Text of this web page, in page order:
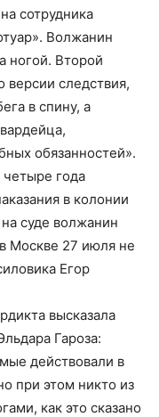
сотрудника
Волжанин
ногой. Второй
версии следствия,
в спину, а
обязанностей».
года
в колонии
суде волжанин
Москве 27 июля не
Егор
высказала
Гароза:
действовали в
при этом никто из
как это сказано